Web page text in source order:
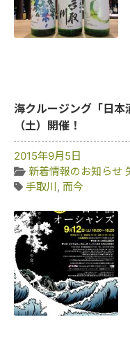
海クルージング「日
（土）開催！
2015年9月5日
新着情報のお知らせ
手取川, 而今